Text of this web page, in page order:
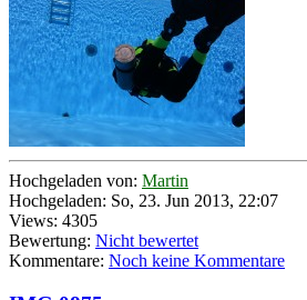
Hochgeladen von: Martin
Hochgeladen: So, 23. Jun 2013, 22:07
Views: 4305
Bewertung: Nicht bewertet
Kommentare: Noch keine Kommentare